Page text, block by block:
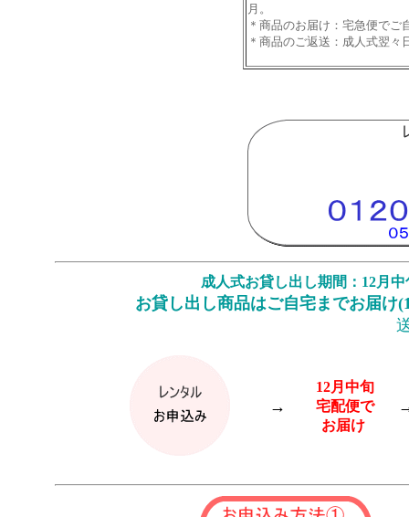
月。
＊商品のお届け：宅急便でご
＊商品のご返送：成人式翌々
成人式お貸し出し期間：12月
お貸し出し商品はご自宅までお届け
→
12月中旬
宅配便で
お届け